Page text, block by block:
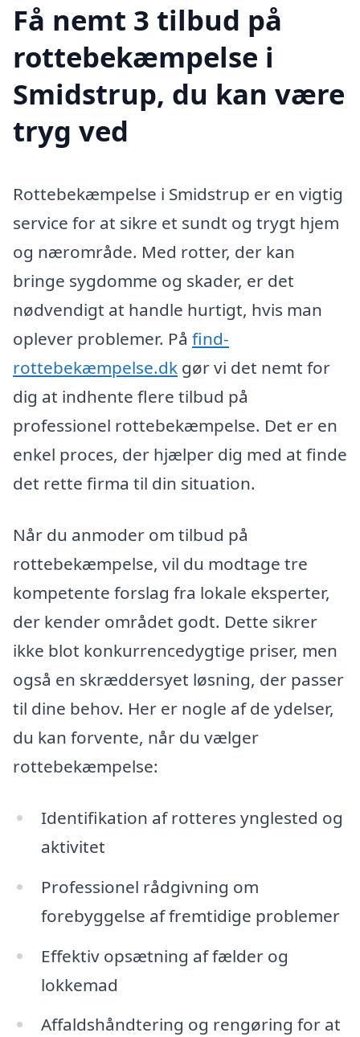
Få nemt 3 tilbud på
rottebekæmpelse i
Smidstrup, du kan være
tryg ved
Rottebekæmpelse i Smidstrup er en vigtig
service for at sikre et sundt og trygt hjem
og nærområde. Med rotter, der kan
bringe sygdomme og skader, er det
nødvendigt at handle hurtigt, hvis man
oplever problemer. På find-
rottebekæmpelse.dk gør vi det nemt for
dig at indhente flere tilbud på
professionel rottebekæmpelse. Det er en
enkel proces, der hjælper dig med at finde
det rette firma til din situation.
Når du anmoder om tilbud på
rottebekæmpelse, vil du modtage tre
kompetente forslag fra lokale eksperter,
der kender området godt. Dette sikrer
ikke blot konkurrencedygtige priser, men
også en skræddersyet løsning, der passer
til dine behov. Her er nogle af de ydelser,
du kan forvente, når du vælger
rottebekæmpelse:
Identifikation af rotteres ynglested og
aktivitet
Professionel rådgivning om
forebyggelse af fremtidige problemer
Effektiv opsætning af fælder og
lokkemad
Affaldshåndtering og rengøring for at